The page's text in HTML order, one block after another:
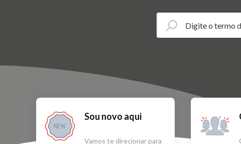
NEW
Sou novo aqui
Vamos te direcionar para